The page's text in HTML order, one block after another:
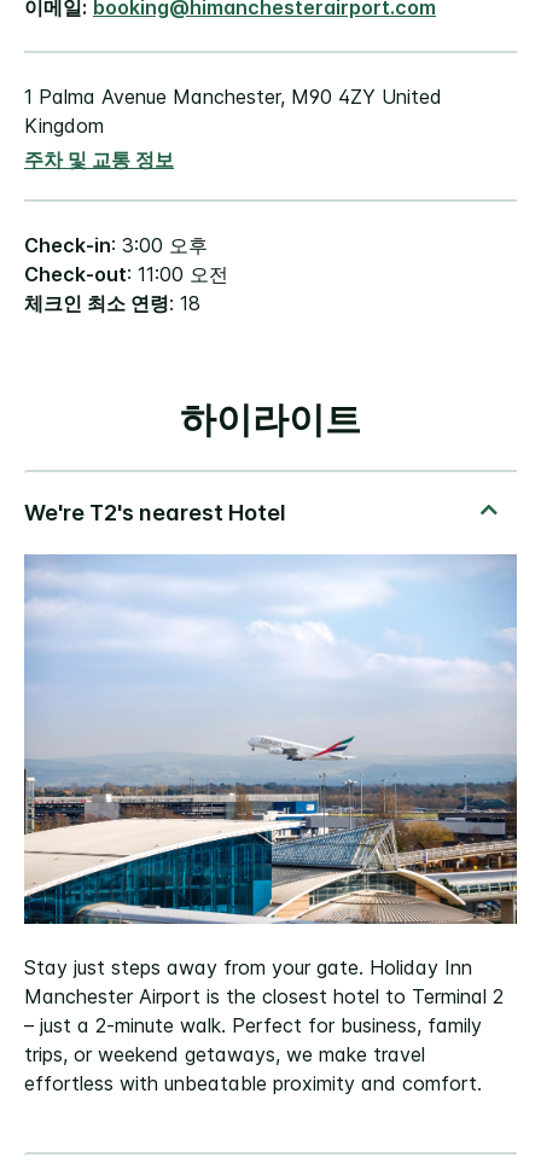
이메일: booking@himanchesterairport.com
1 Palma Avenue Manchester, M90 4ZY United
Kingdom
주차 및 교통 정보
Check-in: 3:00 오후
Check-out: 11:00 오전
체크인 최소 연령: 18
하이라이트
Stay just steps away from your gate. Holiday Inn
Manchester Airport is the closest hotel to Terminal 2
– just a 2-minute walk. Perfect for business, family
trips, or weekend getaways, we make travel
effortless with unbeatable proximity and comfort.